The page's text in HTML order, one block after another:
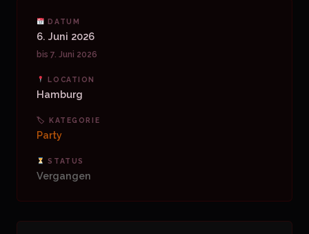
DATUM
6. Juni 2026
bis 7. Juni 2026
LOCATION
Hamburg
🏷 KATEGORIE
Party
STATUS
Vergangen